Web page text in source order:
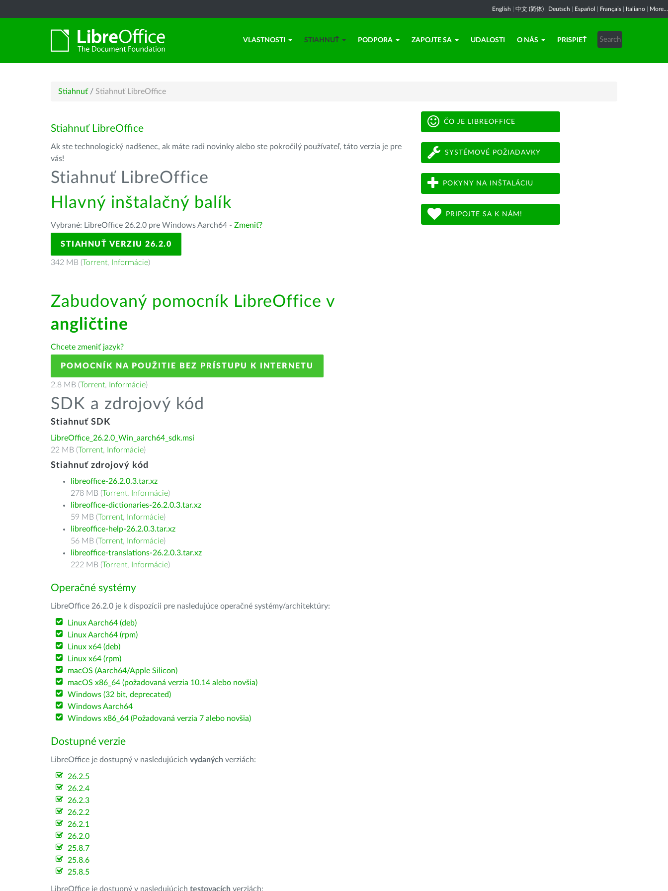
English 中文 (简体) Deutsch Español Français Italiano More...
VLASTNOSTI STIAHNUŤ PODPORA ZAPOJTE SA UDALOSTI O NÁS PRISPIEŤ
Stiahnuť / Stiahnuť LibreOffice
Stiahnuť LibreOffice
Ak ste technologický nadšenec, ak máte radi novinky alebo ste pokročilý používateľ, táto verzia je pre
vás!
Stiahnuť LibreOffice
Hlavný inštalačný balík
Vybrané: LibreOffice 26.2.0 pre Windows Aarch64 - Zmeniť?
STIAHNUŤ VERZIU 26.2.0
342 MB (Torrent, Informácie)
Zabudovaný pomocník LibreOffice v
angličtine
Chcete zmeniť jazyk?
POMOCNÍK NA POUŽITIE BEZ PRÍSTUPU K INTERNETU
2.8 MB (Torrent, Informácie)
SDK a zdrojový kód
Stiahnuť SDK
LibreOffice_26.2.0_Win_aarch64_sdk.msi
22 MB (Torrent, Informácie)
Stiahnuť zdrojový kód
libreoffice-26.2.0.3.tar.xz
278 MB (Torrent, Informácie)
libreoffice-dictionaries-26.2.0.3.tar.xz
59 MB (Torrent, Informácie)
libreoffice-help-26.2.0.3.tar.xz
56 MB (Torrent, Informácie)
libreoffice-translations-26.2.0.3.tar.xz
222 MB (Torrent, Informácie)
Operačné systémy
LibreOffice 26.2.0 je k dispozícii pre nasledujúce operačné systémy/architektúry:
Linux Aarch64 (deb)
Linux Aarch64 (rpm)
Linux x64 (deb)
Linux x64 (rpm)
macOS (Aarch64/Apple Silicon)
macOS x86_64 (požadovaná verzia 10.14 alebo novšia)
Windows (32 bit, deprecated)
Windows Aarch64
Windows x86_64 (Požadovaná verzia 7 alebo novšia)
Dostupné verzie
LibreOffice je dostupný v nasledujúcich vydaných verziách:
26.2.5
26.2.4
26.2.3
26.2.2
26.2.1
26.2.0
25.8.7
25.8.6
25.8.5
LibreOffice je dostupný v nasledujúcich testovacích verziách:
ČO JE LIBREOFFICE
SYSTÉMOVÉ POŽIADAVKY
POKYNY NA INŠTALÁCIU
PRIPOJTE SA K NÁM!